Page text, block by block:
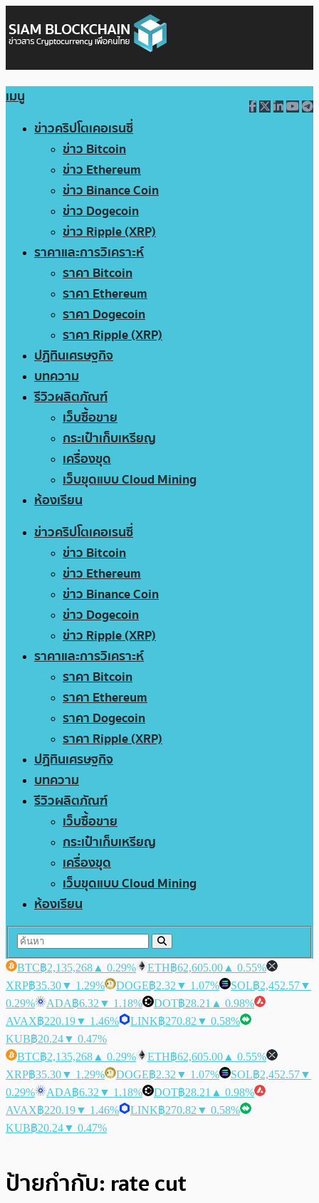
เมนู
ข่าวคริปโตเคอเรนซี่
ข่าว Bitcoin
ข่าว Ethereum
ข่าว Binance Coin
ข่าว Dogecoin
ข่าว Ripple (XRP)
ราคาและการวิเคราะห์
ราคา Bitcoin
ราคา Ethereum
ราคา Dogecoin
ราคา Ripple (XRP)
ปฏิทินเศรษฐกิจ
บทความ
รีวิวผลิตภัณฑ์
เว็บซื้อขาย
กระเป๋าเก็บเหรียญ
เครื่องขุด
เว็บขุดแบบ Cloud Mining
ห้องเรียน
ข่าวคริปโตเคอเรนซี่
ข่าว Bitcoin
ข่าว Ethereum
ข่าว Binance Coin
ข่าว Dogecoin
ข่าว Ripple (XRP)
ราคาและการวิเคราะห์
ราคา Bitcoin
ราคา Ethereum
ราคา Dogecoin
ราคา Ripple (XRP)
ปฏิทินเศรษฐกิจ
บทความ
รีวิวผลิตภัณฑ์
เว็บซื้อขาย
กระเป๋าเก็บเหรียญ
เครื่องขุด
เว็บขุดแบบ Cloud Mining
ห้องเรียน
BTC฿2,135,268 ▲ 0.29% ETH฿62,605.00 ▲ 0.55%
XRP฿35.30▼ 1.29% DOGE฿2.32 ▼ 1.07% SOL฿2,452.57▼
0.29%
ADA฿6.32 ▼ 1.18% DOT฿28.21 ▲ 0.98%
AVAX฿220.19▼ 1.46% LINK฿270.82 ▼ 0.58%
KUB฿20.24▼ 0.47%
BTC฿2,135,268 ▲ 0.29% ETH฿62,605.00 ▲ 0.55%
XRP฿35.30▼ 1.29% DOGE฿2.32 ▼ 1.07% SOL฿2,452.57▼
0.29%
ADA฿6.32 ▼ 1.18% DOT฿28.21 ▲ 0.98%
AVAX฿220.19▼ 1.46% LINK฿270.82 ▼ 0.58%
KUB฿20.24▼ 0.47%
ป้ายกำกับ: rate cut